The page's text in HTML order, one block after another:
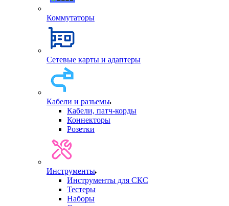
Коммутаторы
Сетевые карты и адаптеры
Кабели и разъемы
Кабели, патч-корды
Коннекторы
Розетки
Инструменты
Инструменты для СКС
Тестеры
Наборы